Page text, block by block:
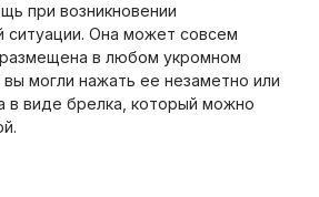
при возникновении
ситуации. Она может совсем
в любом укромном
могли нажать ее незаметно или
в виде брелка, который можно